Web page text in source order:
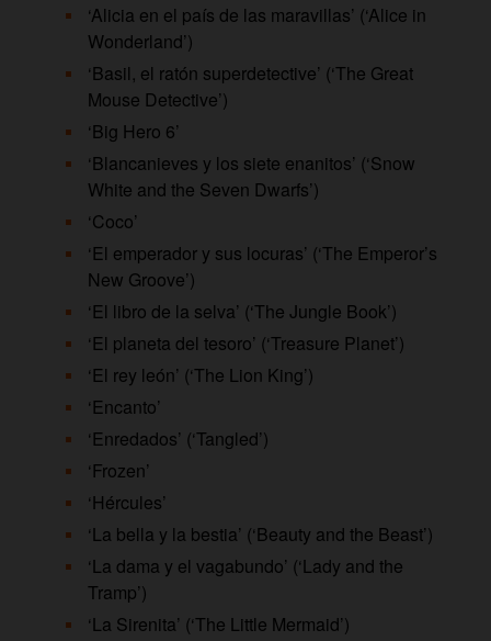
‘Alicia en el país de las maravillas’ (‘Alice in
Wonderland’)
‘Basil, el ratón superdetective’ (‘The Great
Mouse Detective’)
‘Big Hero 6’
‘Blancanieves y los siete enanitos’ (‘Snow
White and the Seven Dwarfs’)
‘Coco’
‘El emperador y sus locuras’ (‘The Emperor’s
New Groove’)
‘El libro de la selva’ (‘The Jungle Book’)
‘El planeta del tesoro’ (‘Treasure Planet’)
‘El rey león’ (‘The Lion King’)
‘Encanto’
‘Enredados’ (‘Tangled’)
‘Frozen’
‘Hércules’
‘La bella y la bestia’ (‘Beauty and the Beast’)
‘La dama y el vagabundo’ (‘Lady and the
Tramp’)
‘La Sirenita’ (‘The Little Mermaid’)